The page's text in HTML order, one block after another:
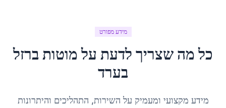
מידע מפורט
כל מה שצריך לדעת עלמוטות ברזל
בערד
מידע מקצועי ומעמיק על השירות, התהליכים והיתרונות